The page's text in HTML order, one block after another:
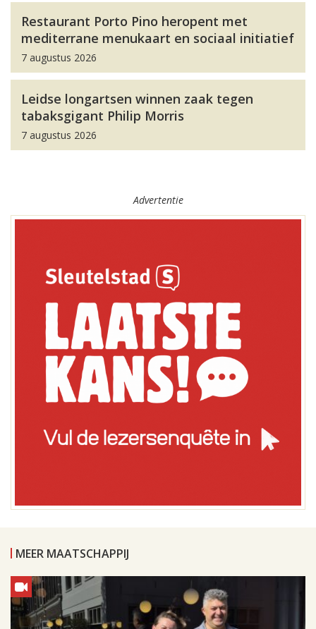
Restaurant Porto Pino heropent met
mediterrane menukaart en sociaal initiatief
7 augustus 2026
Leidse longartsen winnen zaak tegen
tabaksgigant Philip Morris
7 augustus 2026
Advertentie
MEER MAATSCHAPPIJ